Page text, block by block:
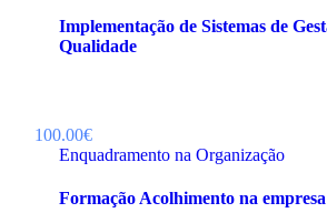
Implementação de Sistemas de
Qualidade
100.00€
Enquadramento na Organização
Formação Acolhimento na empresa